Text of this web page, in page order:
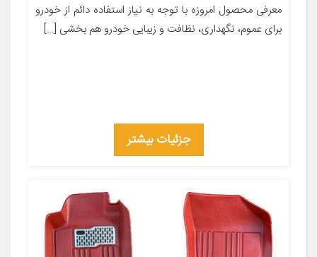
معرفی محصول امروزه با توجه به نیاز استفاده دائم از خودرو
برای عموم، نگهداری، نظافت و زیبایی خودرو هم بخشی […]
جزئیات بیشتر